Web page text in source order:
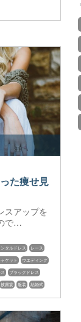
た痩せ見
スアップを
で…
ンタルドレス レース
ャケット ウエディング
ブラックドレス
披露宴 服装 結婚式